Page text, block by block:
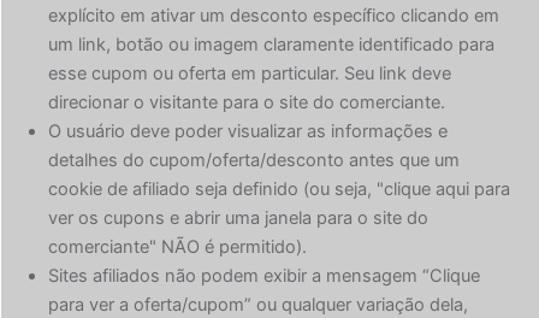
explícito em ativar um desconto específico clicando em
um link, botão ou imagem claramente identificado para
esse cupom ou oferta em particular. Seu link deve
direcionar o visitante para o site do comerciante.
O usuário deve poder visualizar as informações e
detalhes do cupom/oferta/desconto antes que um
cookie de afiliado seja definido (ou seja, "clique aqui para
ver os cupons e abrir uma janela para o site do
comerciante" NÃO é permitido).
Sites afiliados não podem exibir a mensagem “Clique
para ver a oferta/cupom” ou qualquer variação dela,